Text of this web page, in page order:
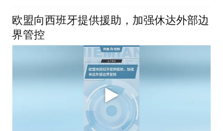
欧盟向西班牙提供援助，加强休达外部边
界管控